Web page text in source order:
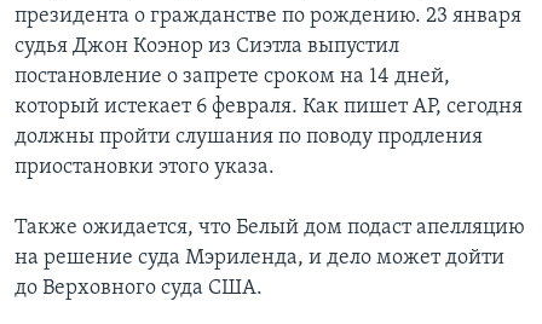
президента о гражданстве по рождению. 23 января
судья Джон Коэнор из Сиэтла выпустил
постановление о запрете сроком на 14 дней,
который истекает 6 февраля. Как пишет AP, сегодня
должны пройти слушания по поводу продления
приостановки этого указа.
Также ожидается, что Белый дом подаст апелляцию
на решение суда Мэриленда, и дело может дойти
до Верховного суда США.